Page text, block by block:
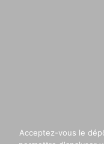
Acceptez-vous le